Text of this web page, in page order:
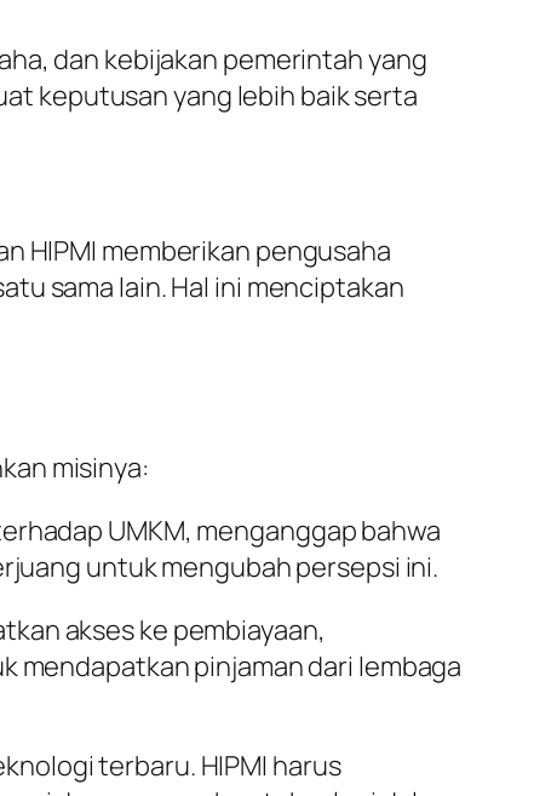
dan kebijakan pemerintah yang
keputusan yang lebih baik serta
HIPMI memberikan pengusaha
sama lain. Hal ini menciptakan
misinya:
UMKM, menganggap bahwa
untuk mengubah persepsi ini.
akses ke pembiayaan,
mendapatkan pinjaman dari lembaga
terbaru. HIPMI harus